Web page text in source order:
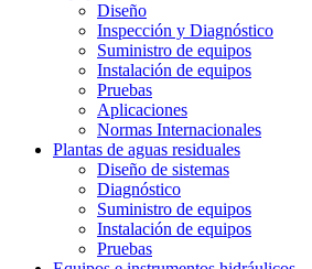
Diseño
Inspección y Diagnóstico
Suministro de equipos
Instalación de equipos
Pruebas
Aplicaciones
Normas Internacionales
Plantas de aguas residuales
Diseño de sistemas
Diagnóstico
Suministro de equipos
Instalación de equipos
Pruebas